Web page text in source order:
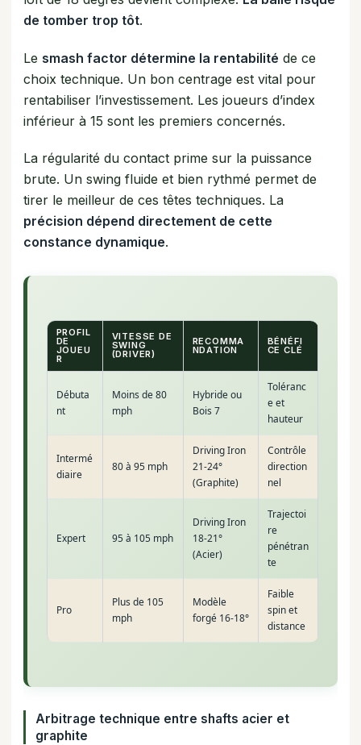
de tomber trop tôt.
Le smash factor détermine la rentabilité de ce
choix technique. Un bon centrage est vital pour
rentabiliser l’investissement. Les joueurs d’index
inférieur à 15 sont les premiers concernés.
La régularité du contact prime sur la puissance
brute. Un swing fluide et bien rythmé permet de
tirer le meilleur de ces têtes techniques. La
précision dépend directement de cette
constance dynamique.
PROFIL
DE
JOUEU
R
VITESSE DE
SWING
(DRIVER)
RECOMMA
NDATION
BÉNÉFI
CE CLÉ
Débuta
nt
Moins de 80
mph
Hybride ou
Bois 7
Toléranc
e et
hauteur
Intermé
diaire
80 à 95 mph
Driving Iron
21-24°
(Graphite)
Contrôle
direction
nel
Expert 95 à 105 mph
Driving Iron
18-21°
(Acier)
Trajectoi
re
pénétran
te
Pro
Plus de 105
mph
Modèle
forgé 16-18°
Faible
spin et
distance
Arbitrage technique entre shafts acier et
graphite